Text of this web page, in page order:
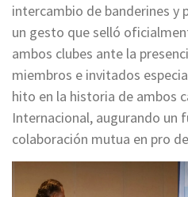
intercambio de banderines y
un gesto que selló
ambos clubes ante la
miembros e invitados
hito en la historia de ambos
Internacional, augurando un
colaboración mutua en pro